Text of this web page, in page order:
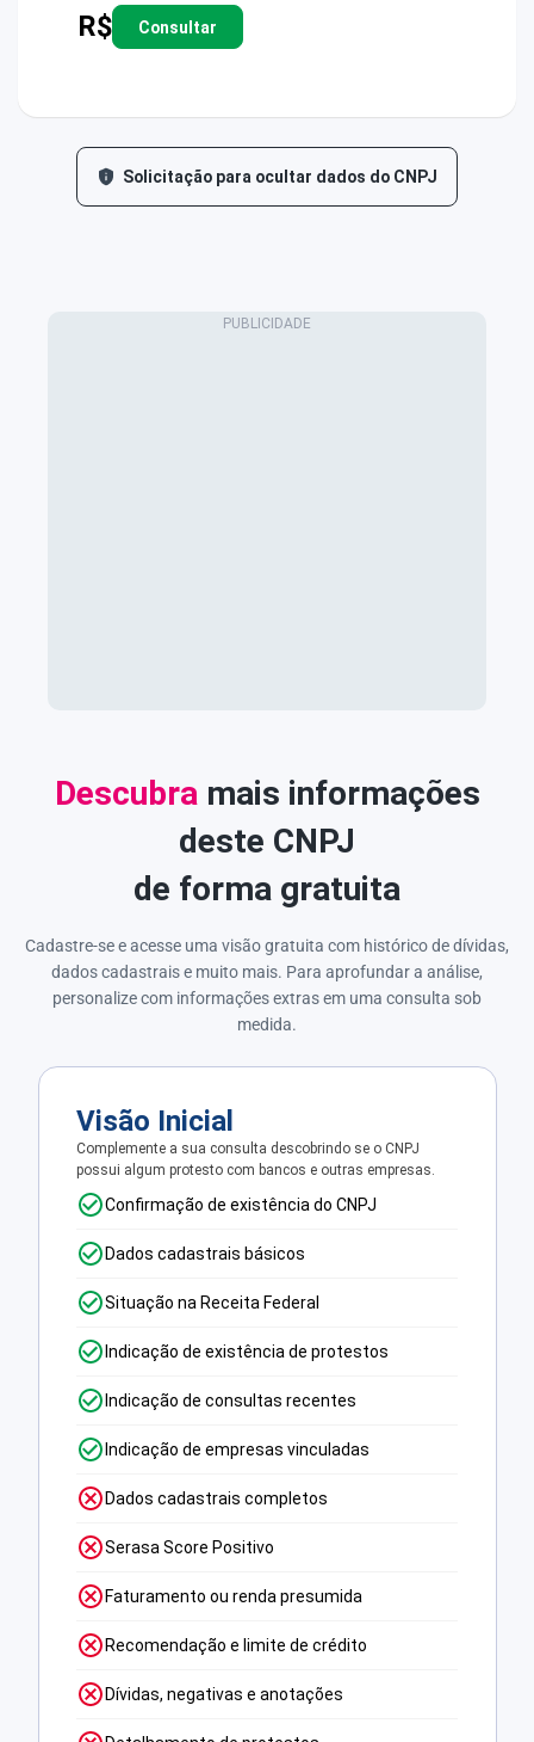
R$ Consultar
Solicitação para ocultar dados do CNPJ
Descubra mais informações
deste CNPJ
de forma gratuita
Cadastre-se e acesse uma visão gratuita com histórico de dívidas,
dados cadastrais e muito mais. Para aprofundar a análise,
personalize com informações extras em uma consulta sob
medida.
Visão Inicial
Complemente a sua consulta descobrindo se o CNPJ
possui algum protesto com bancos e outras empresas.
Confirmação de existência do CNPJ
Dados cadastrais básicos
Situação na Receita Federal
Indicação de existência de protestos
Indicação de consultas recentes
Indicação de empresas vinculadas
Dados cadastrais completos
Serasa Score Positivo
Faturamento ou renda presumida
Recomendação e limite de crédito
Dívidas, negativas e anotações